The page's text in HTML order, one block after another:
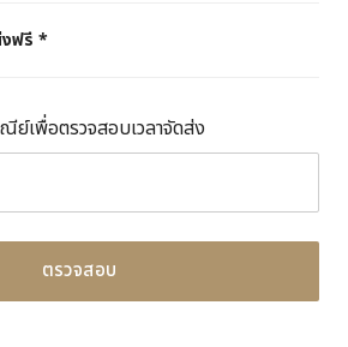
งฟรี *
เพื่อตรวจสอบเวลาจัดส่ง
ตรวจสอบ